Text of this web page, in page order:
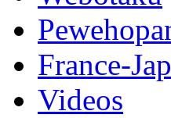
France-
Videos